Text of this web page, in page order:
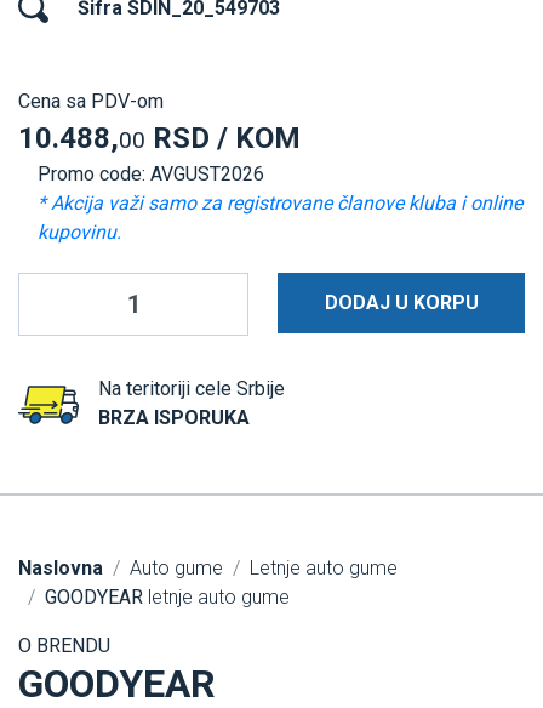
Šifra SDIN_20_549703
Cena sa PDV-om
10.488,00 RSD / KOM
Promo code: AVGUST2026
* Akcija važi samo za registrovane članove kluba i online
kupovinu.
DODAJ U KORPU
Na teritoriji cele Srbije
BRZA ISPORUKA
Naslovna Auto gume
Letnje auto gume
GOODYEAR letnje auto gume
O BRENDU
GOODYEAR